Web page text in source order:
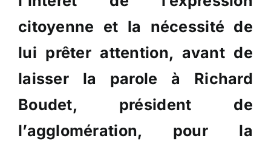
citoyenne et la nécessité de
lui prêter attention, avant de
laisser la parole à Richard
Boudet, président de
l’agglomération, pour la